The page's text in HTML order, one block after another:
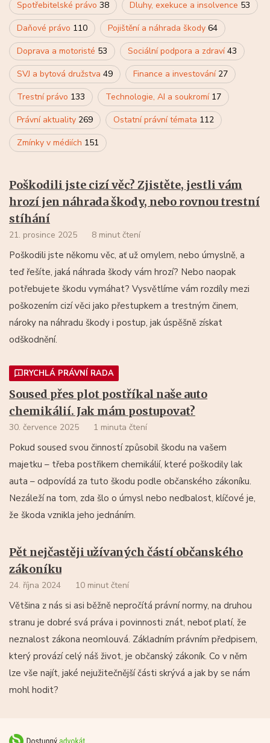
Spotřebitelské právo 38 Dluhy, exekuce a insolvence 53
Daňové právo 110 Pojištění a náhrada škody 64
Doprava a motoristé 53 Sociální podpora a zdraví43
SVJ a bytová družstva 49 Finance a investování 27
Trestní právo 133 Technologie, AI a soukromí 17
Právní aktuality 269 Ostatní právní témata 112
Zmínky v médiích 151
Poškodili jste cizí věc? Zjistěte, jestli vám
hrozí jen náhrada škody, nebo rovnou trestní
stíhání
21. prosince 2025 8 minut čtení
Poškodili jste někomu věc, ať už omylem, nebo úmyslně, a
teď řešíte, jaká náhrada škody vám hrozí? Nebo naopak
potřebujete škodu vymáhat? Vysvětlíme vám rozdíly mezi
poškozením cizí věci jako přestupkem a trestným činem,
nároky na náhradu škody i postup, jak úspěšně získat
odškodnění.
RYCHLÁ PRÁVNÍ RADA
Soused přes plot postříkal naše auto
chemikálií. Jak mám postupovat?
30. července 2025 1 minuta čtení
Pokud soused svou činností způsobil škodu na vašem
majetku – třeba postřikem chemikálií, které poškodily lak
auta – odpovídá za tuto škodu podle občanského zákoníku.
Nezáleží na tom, zda šlo o úmysl nebo nedbalost, klíčové je,
že škoda vznikla jeho jednáním.
Pět nejčastěji užívaných částí občanského
zákoníku
24. října 2024 10 minut čtení
Většina z nás si asi běžně nepročítá právní normy, na druhou
stranu je dobré svá práva i povinnosti znát, neboť platí, že
neznalost zákona neomlouvá. Základním právním předpisem,
který provází celý náš život, je občanský zákoník. Co v něm
lze vše najít, jaké nejužitečnější části skrývá a jak by se nám
mohl hodit?